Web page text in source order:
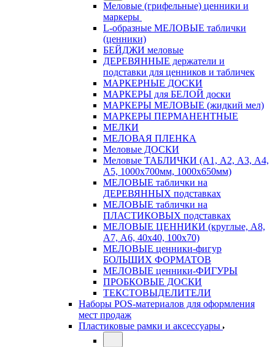
Меловые (грифельные) ценники и
маркеры
L-образные МЕЛОВЫЕ таблички
(ценники)
БЕЙДЖИ меловые
ДЕРЕВЯННЫЕ держатели и
подставки для ценников и табличек
МАРКЕРНЫЕ ДОСКИ
МАРКЕРЫ для БЕЛОЙ доски
МАРКЕРЫ МЕЛОВЫЕ (жидкий мел)
МАРКЕРЫ ПЕРМАНЕНТНЫЕ
МЕЛКИ
МЕЛОВАЯ ПЛЕНКА
Меловые ДОСКИ
Меловые ТАБЛИЧКИ (А1, А2, А3, А4,
А5, 1000х700мм, 1000х650мм)
МЕЛОВЫЕ таблички на
ДЕРЕВЯННЫХ подставках
МЕЛОВЫЕ таблички на
ПЛАСТИКОВЫХ подставках
МЕЛОВЫЕ ЦЕННИКИ (круглые, А8,
А7, А6, 40х40, 100х70)
МЕЛОВЫЕ ценники-фигур
БОЛЬШИХ ФОРМАТОВ
МЕЛОВЫЕ ценники-ФИГУРЫ
ПРОБКОВЫЕ ДОСКИ
ТЕКСТОВЫДЕЛИТЕЛИ
Наборы POS-материалов для оформления
мест продаж
Пластиковые рамки и аксессуары